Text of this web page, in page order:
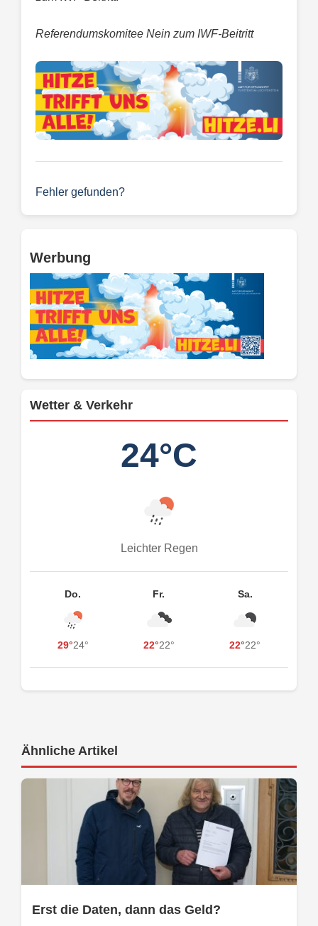
Referendumskomitee Nein zum IWF-Beitritt
Fehler gefunden?
Werbung
Wetter & Verkehr
24°C
Leichter Regen
Do.
29°24°
Fr.
22°22°
Sa.
22°22°
Ähnliche Artikel
Erst die Daten, dann das Geld?